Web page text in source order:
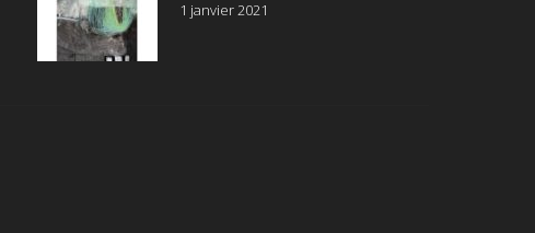
1 janvier 2021